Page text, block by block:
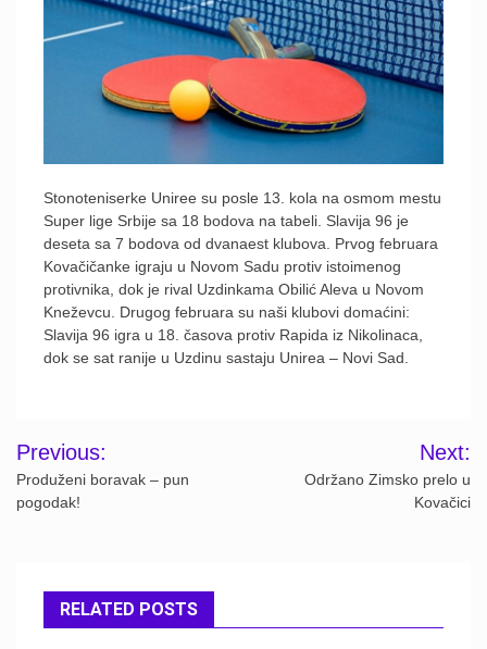
Stonoteniserke Uniree su posle 13. kola na osmom mestu
Super lige Srbije sa 18 bodova na tabeli. Slavija 96 je
deseta sa 7 bodova od dvanaest klubova. Prvog februara
Kovačičanke igraju u Novom Sadu protiv istoimenog
protivnika, dok je rival Uzdinkama Obilić Aleva u Novom
Kneževcu. Drugog februara su naši klubovi domaćini:
Slavija 96 igra u 18. časova protiv Rapida iz Nikolinaca,
dok se sat ranije u Uzdinu sastaju Unirea – Novi Sad.
Post
navigation
Previous:
Produženi boravak – pun
pogodak!
Next:
Održano Zimsko prelo u
Kovačici
RELATED POSTS